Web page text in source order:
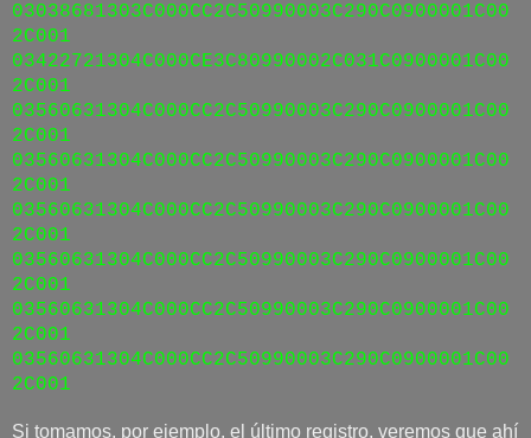
03038681303C000CC2C50990003C290C0900001C00
2C001
03422721304C000CE3C80990002C031C0900001C00
2C001
03560631304C000CC2C50990003C290C0900001C00
2C001
03560631304C000CC2C50990003C290C0900001C00
2C001
03560631304C000CC2C50990003C290C0900001C00
2C001
03560631304C000CC2C50990003C290C0900001C00
2C001
03560631304C000CC2C50990003C290C0900001C00
2C001
03560631304C000CC2C50990003C290C0900001C00
2C001
Si tomamos, por ejemplo, el último registro, veremos que ahí